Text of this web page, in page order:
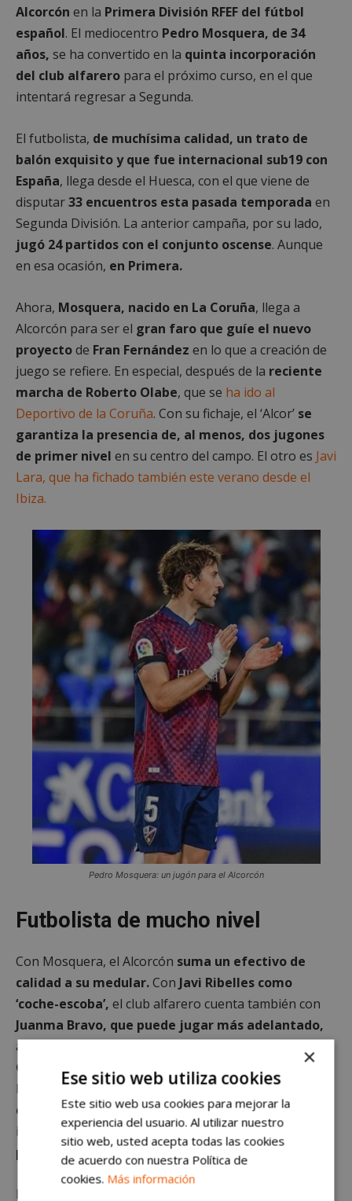
Alcorcón en la Primera División RFEF del fútbol
español. El mediocentro Pedro Mosquera, de 34
años, se ha convertido en la quinta incorporación
del club alfarero para el próximo curso, en el que
intentará regresar a Segunda.
El futbolista, de muchísima calidad, un trato de
balón exquisito y que fue internacional sub19 con
España, llega desde el Huesca, con el que viene de
disputar33 encuentros esta pasada temporada en
Segunda División. La anterior campaña, por su lado,
jugó 24 partidos con el conjunto oscense. Aunque
en esa ocasión, en Primera.
Ahora, Mosquera, nacido en La Coruña, llega a
Alcorcón para ser el gran faro que guíe el nuevo
proyectode Fran Fernández en lo que a creación de
juego se refiere. En especial, después de la reciente
marcha de Roberto Olabe, que se ha ido al
Deportivo de la Coruña. Con su fichaje, el ‘Alcor’ se
garantiza la presencia de, al menos, dos jugones
de primer nivel en su centro del campo. El otro es Javi
Lara, que ha fichado también este verano desde el
Ibiza.
Pedro Mosquera: un jugón para el Alcorcón
Futbolista de mucho nivel
Con Mosquera, el Alcorcón suma un efectivo de
calidad a su medular.Con Javi Ribelles como
‘coche-escoba’, el club alfarero cuenta también con
Juanma Bravo, que puede jugar más adelantado,
además de
Gorostidi, Antonio Moyano y Fidel Escobar.
Por no
hablar del jovenAitor González, que vuelve de
cesión
tras su préstamo en el Tudelano. Aunque los
integrantesde este último ‘tren’ de futbolistas
podrían salir.
Producto de
×
Ese sitio web utiliza cookies
Este sitio web usa cookies para mejorar la
experiencia del usuario. Al utilizar nuestro
sitio web, usted acepta todas las cookies
de acuerdo con nuestra Política de
cookies. Más información